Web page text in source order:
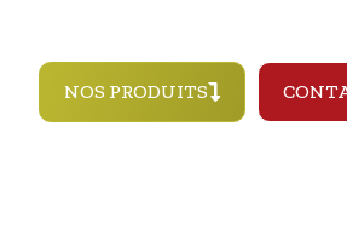
NOS PRODUITS